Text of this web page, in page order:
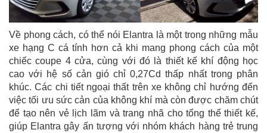
Về phong cách, có thể nói Elantra là một trong những mẫu
xe hạng C cá tính hơn cả khi mang phong cách của một
chiếc coupe 4 cửa, cùng với đó là thiết kế khí động học
cao với hệ số cản gió chỉ 0,27Cd thấp nhất trong phân
khúc. Các chi tiết ngoại thất trên xe không chỉ hướng đến
việc tối ưu sức cản của không khí mà còn được chăm chút
để tạo nên vẻ lịch lãm và trang nhã cho tổng thể thiết kế,
giúp Elantra gây ấn tượng với nhóm khách hàng trẻ trung